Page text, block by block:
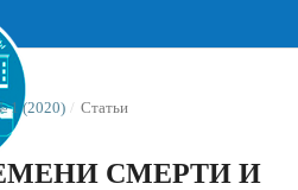
(2020) / Статьи
СМЕРТИ И